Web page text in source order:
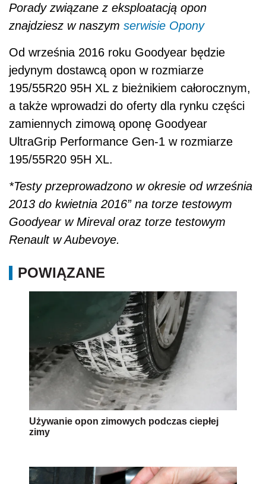
Porady związane z eksploatacją opon
znajdziesz w naszym serwisie Opony
Od września 2016 roku Goodyear będzie
jedynym dostawcą opon w rozmiarze
195/55R20 95H XL z bieżnikiem całorocznym,
a także wprowadzi do oferty dla rynku części
zamiennych zimową oponę Goodyear
UltraGrip Performance Gen-1 w rozmiarze
195/55R20 95H XL.
*Testy przeprowadzono w okresie od września
2013 do kwietnia 2016” na torze testowym
Goodyear w Mireval oraz torze testowym
Renault w Aubevoye.
POWIĄZANE
Używanie opon zimowych podczas ciepłej
zimy